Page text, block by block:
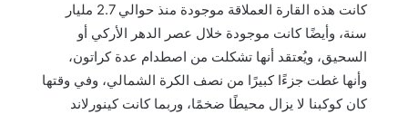
كانت هذه القارة العملاقة موجودة منذ حوالي 2.7 مليار
سنة، وأيضًا كانت موجودة خلال عصر الدهر الأركي أو
السحيق، ويُعتقد أنها تشكلت من اصطدام عدة كراتون،
وأنها غطت جزءًا كبيرًا من نصف الكرة الشمالي، وفي وقتها
كان كوكبنا لا يزال محيطًا ضخمًا، وربما كانت كينورلاند